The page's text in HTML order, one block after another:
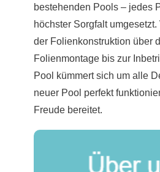
bestehenden Pools – jedes
höchster Sorgfalt
der Folienkonstruktion über
Folienmontage bis zur
Pool kümmert sich um alle
neuer Pool perfekt
Freude bereitet.